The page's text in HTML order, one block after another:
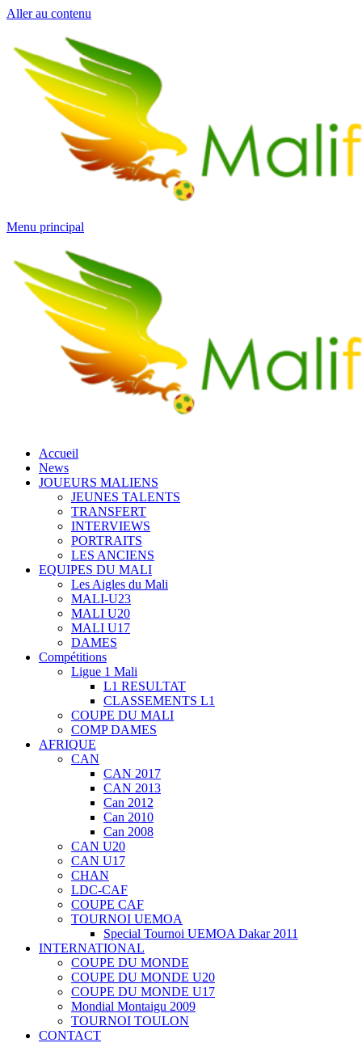
Aller au contenu
Menu principal
Accueil
News
JOUEURS MALIENS
JEUNES TALENTS
TRANSFERT
INTERVIEWS
PORTRAITS
LES ANCIENS
EQUIPES DU MALI
Les Aigles du Mali
MALI-U23
MALI U20
MALI U17
DAMES
Compétitions
Ligue 1 Mali
L1 RESULTAT
CLASSEMENTS L1
COUPE DU MALI
COMP DAMES
AFRIQUE
CAN
CAN 2017
CAN 2013
Can 2012
Can 2010
Can 2008
CAN U20
CAN U17
CHAN
LDC-CAF
COUPE CAF
TOURNOI UEMOA
Special Tournoi UEMOA Dakar 2011
INTERNATIONAL
COUPE DU MONDE
COUPE DU MONDE U20
COUPE DU MONDE U17
Mondial Montaigu 2009
TOURNOI TOULON
CONTACT